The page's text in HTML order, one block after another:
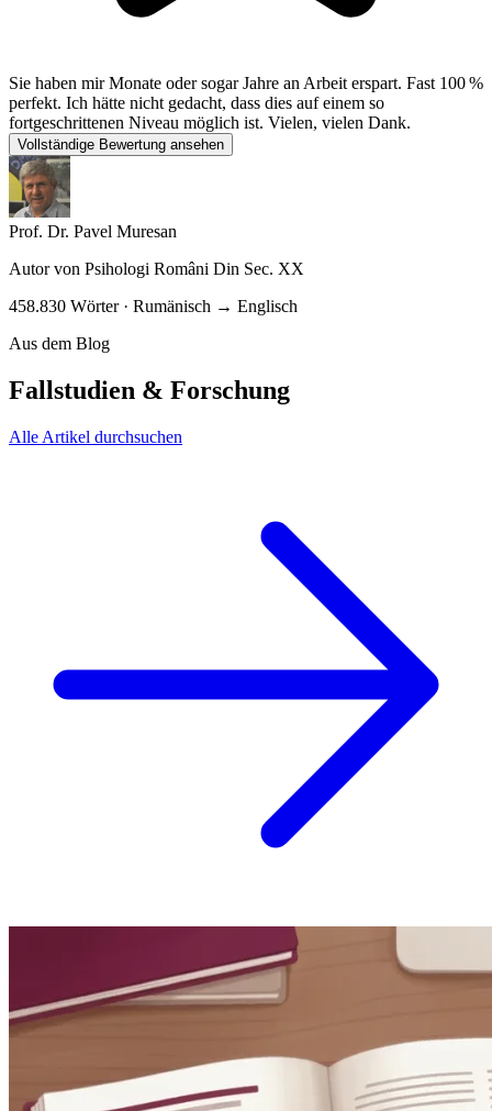
Sie haben mir Monate oder sogar Jahre an Arbeit erspart. Fast 100 %
perfekt. Ich hätte nicht gedacht, dass dies auf einem so
fortgeschrittenen Niveau möglich ist. Vielen, vielen Dank.
Vollständige Bewertung ansehen
Prof. Dr. Pavel Muresan
Autor von Psihologi Români Din Sec. XX
458.830 Wörter · Rumänisch → Englisch
Aus dem Blog
Fallstudien & Forschung
Alle Artikel durchsuchen